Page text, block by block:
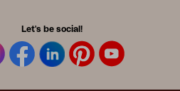
Let's be social!